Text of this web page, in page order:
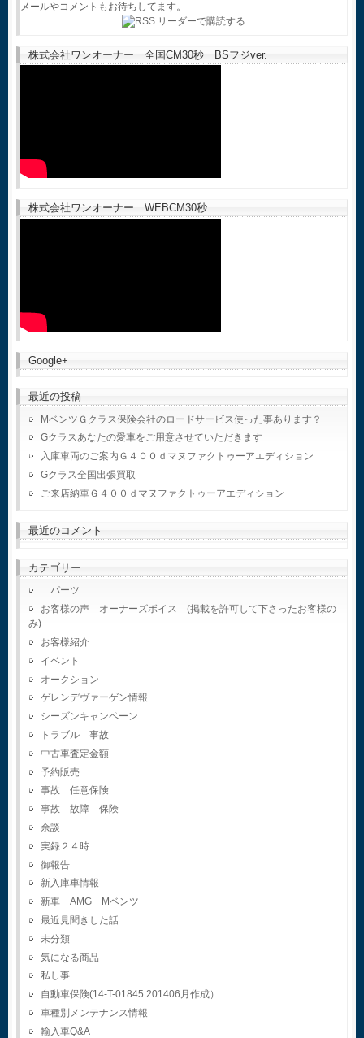
メールやコメントもお待ちしてます。
株式会社ワンオーナー 全国CM30秒 BSフジver.
株式会社ワンオーナー WEBCM30秒
Google+
最近の投稿
MベンツＧクラス保険会社のロードサービス使った事あります？
Gクラスあなたの愛車をご用意させていただきます
入庫車両のご案内Ｇ４００ｄマヌファクトゥーアエディション
Gクラス全国出張買取
ご来店納車Ｇ４００ｄマヌファクトゥーアエディション
最近のコメント
カテゴリー
パーツ
お客様の声 オーナーズボイス (掲載を許可して下さったお客様の
み)
お客様紹介
イベント
オークション
ゲレンデヴァーゲン情報
シーズンキャンペーン
トラブル 事故
中古車査定金額
予約販売
事故 任意保険
事故 故障 保険
余談
実録２４時
御報告
新入庫車情報
新車 AMG Mベンツ
最近見聞きした話
未分類
気になる商品
私し事
自動車保険(14-T-01845.201406月作成）
車種別メンテナンス情報
輸入車Q&A